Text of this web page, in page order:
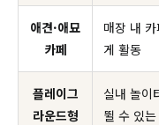
애견·애묘
카페
매장 내
게 활동
플레이그
라운드형
실내 놀이
뛸 수 있